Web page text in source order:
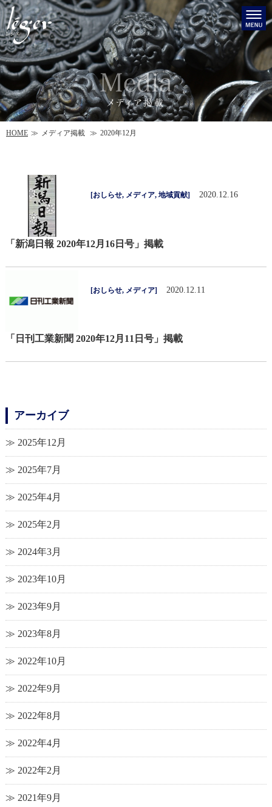
HOME メディア掲載 2020年12月
[おしらせ, メディア, 地域貢献] 2020.12.16
「新潟日報 2020年12月16日号」掲載
[おしらせ, メディア] 2020.12.11
「日刊工業新聞 2020年12月11日号」掲載
アーカイブ
2025年12月
2025年7月
2025年4月
2025年2月
2024年3月
2023年10月
2023年9月
2023年8月
2022年10月
2022年9月
2022年8月
2022年4月
2022年2月
2021年9月